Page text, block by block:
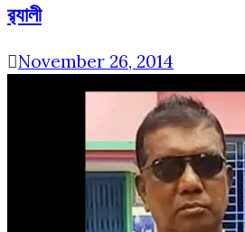
র‌্যালী
November 26, 2014